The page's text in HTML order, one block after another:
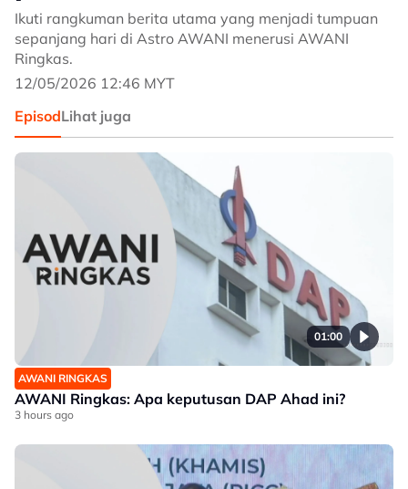
Ikuti rangkuman berita utama yang menjadi tumpuan
sepanjang hari di Astro AWANI menerusi AWANI
Ringkas.
12/05/2026 12:46 MYT
EpisodLihat juga
01:00
AWANI RINGKAS
AWANI Ringkas: Apa keputusan DAP Ahad ini?
3 hours ago